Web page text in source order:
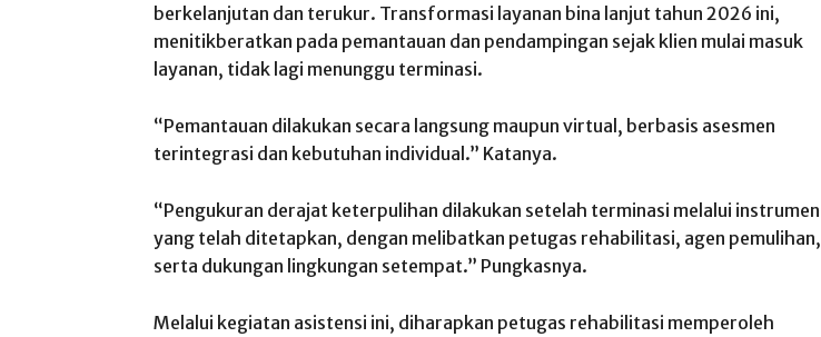
berkelanjutan dan terukur. Transformasi layanan bina lanjut tahun 2026 ini,
menitikberatkan pada pemantauan dan pendampingan sejak klien mulai masuk
layanan, tidak lagi menunggu terminasi.
“Pemantauan dilakukan secara langsung maupun virtual, berbasis asesmen
terintegrasi dan kebutuhan individual.” Katanya.
“Pengukuran derajat keterpulihan dilakukan setelah terminasi melalui instrumen
yang telah ditetapkan, dengan melibatkan petugas rehabilitasi, agen pemulihan,
serta dukungan lingkungan setempat.” Pungkasnya.
Melalui kegiatan asistensi ini, diharapkan petugas rehabilitasi memperoleh